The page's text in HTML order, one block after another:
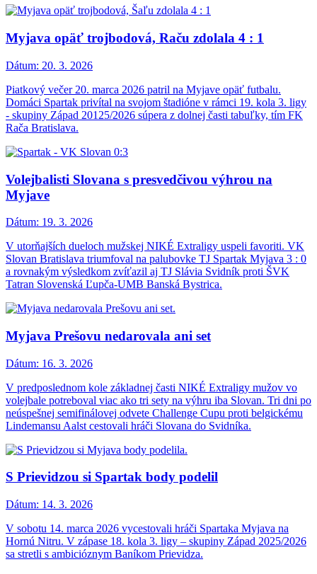
Myjava opäť trojbodová, Raču zdolala 4 : 1
Dátum: 20. 3. 2026
Piatkový večer 20. marca 2026 patril na Myjave opäť futbalu.
Domáci Spartak privítal na svojom štadióne v rámci 19. kola 3. ligy
- skupiny Západ 20125/2026 súpera z dolnej časti tabuľky, tím FK
Rača Bratislava.
Volejbalisti Slovana s presvedčivou výhrou na
Myjave
Dátum: 19. 3. 2026
V utorňajších dueloch mužskej NIKÉ Extraligy uspeli favoriti. VK
Slovan Bratislava triumfoval na palubovke TJ Spartak Myjava 3 : 0
a rovnakým výsledkom zvíťazil aj TJ Slávia Svidník proti ŠVK
Tatran Slovenská Ľupča-UMB Banská Bystrica.
Myjava Prešovu nedarovala ani set
Dátum: 16. 3. 2026
V predposlednom kole základnej časti NIKÉ Extraligy mužov vo
volejbale potreboval viac ako tri sety na výhru iba Slovan. Tri dni po
neúspešnej semifinálovej odvete Challenge Cupu proti belgickému
Lindemansu Aalst cestovali hráči Slovana do Svidníka.
S Prievidzou si Spartak body podelil
Dátum: 14. 3. 2026
V sobotu 14. marca 2026 vycestovali hráči Spartaka Myjava na
Hornú Nitru. V zápase 18. kola 3. ligy – skupiny Západ 2025/2026
sa stretli s ambicióznym Baníkom Prievidza.